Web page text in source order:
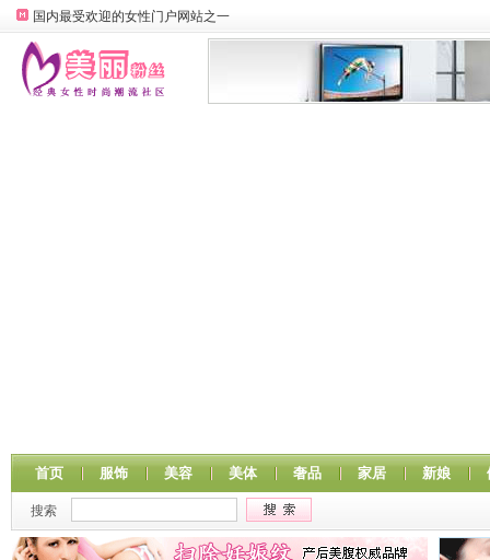
国内最受欢迎的女性门户网站之一
首页 服饰 美容 美体 奢品 家居 新娘
搜索